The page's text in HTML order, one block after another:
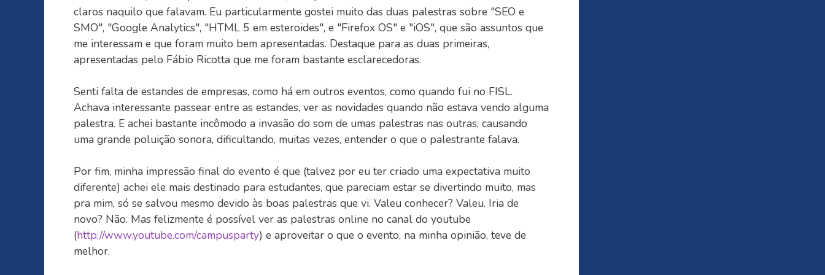
claros naquilo que falavam. Eu particularmente gostei muito das duas palestras sobre "SEO e
SMO", "Google Analytics", "HTML 5 em esteroides", e "Firefox OS" e "iOS", que são assuntos que
me interessam e que foram muito bem apresentadas. Destaque para as duas primeiras,
apresentadas pelo Fábio Ricotta que me foram bastante esclarecedoras.
Senti falta de estandes de empresas, como há em outros eventos, como quando fui no FISL.
Achava interessante passear entre as estandes, ver as novidades quando não estava vendo alguma
palestra. E achei bastante incômodo a invasão do som de umas palestras nas outras, causando
uma grande poluição sonora, dificultando, muitas vezes, entender o que o palestrante falava.
Por fim, minha impressão final do evento é que (talvez por eu ter criado uma expectativa muito
diferente) achei ele mais destinado para estudantes, que pareciam estar se divertindo muito, mas
pra mim, só se salvou mesmo devido às boas palestras que vi. Valeu conhecer? Valeu. Iria de
novo? Não. Mas felizmente é possível ver as palestras online no canal do youtube
(http://www.youtube.com/campusparty) e aproveitar o que o evento, na minha opinião, teve de
melhor.